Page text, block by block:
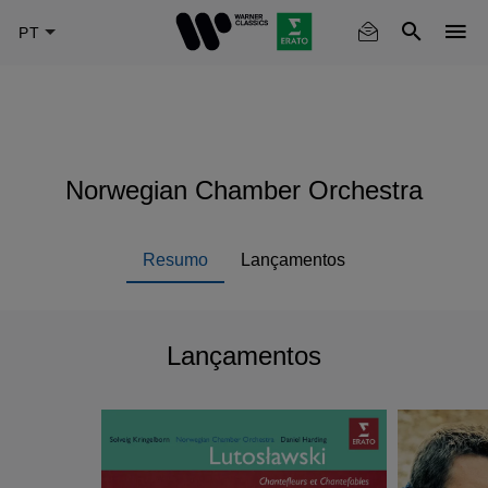
Norwegian Chamber Orchestra
Resumo Lançamentos
Lançamentos